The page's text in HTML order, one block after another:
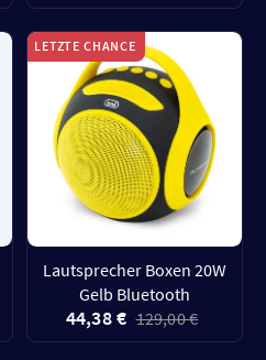
LETZTE CHANCE
Lautsprecher Boxen 20W
Gelb Bluetooth
44,38 € 129,00 €